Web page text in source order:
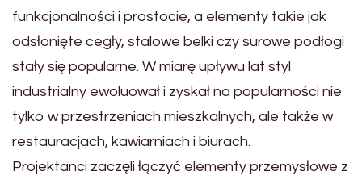
funkcjonalności i prostocie, a elementy takie jak
odsłonięte cegły, stalowe belki czy surowe podłogi
stały się popularne. W miarę upływu lat styl
industrialny ewoluował i zyskał na popularności nie
tylko w przestrzeniach mieszkalnych, ale także w
restauracjach, kawiarniach i biurach.
Projektanci zaczęli łączyć elementy przemysłowe z